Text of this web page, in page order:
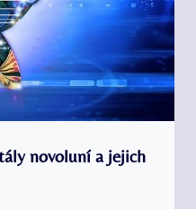
novoluní a jejich